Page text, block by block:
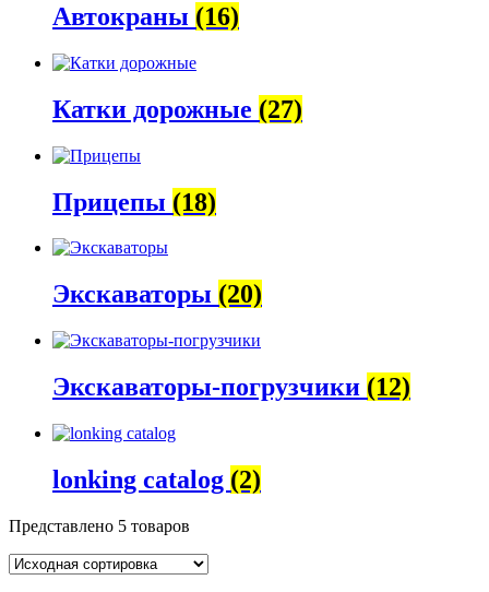
Автокраны (16)
Катки дорожные (27)
Прицепы (18)
Экскаваторы (20)
Экскаваторы-погрузчики (12)
lonking catalog (2)
Представлено 5 товаров